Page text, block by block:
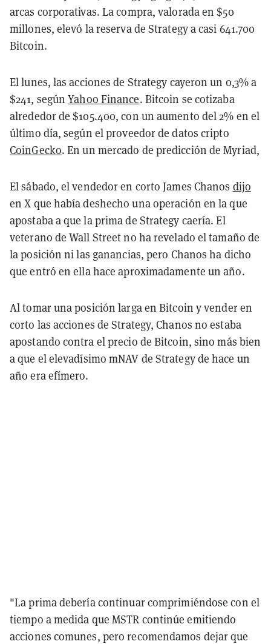
arcas corporativas. La compra, valorada en $50
millones, elevó la reserva de Strategy a casi 641.700
Bitcoin.
El lunes, las acciones de Strategy cayeron un 0,3% a
$241, segúnYahoo Finance. Bitcoin se cotizaba
alrededor de $105.400, con un aumento del 2% en el
último día, según el proveedor de datos cripto
CoinGecko. En un mercado de predicción de Myriad,
El sábado, el vendedor en corto James Chanos dijo
en X que había deshecho una operación en la que
apostaba a que la prima de Strategy caería. El
veterano de Wall Street no ha revelado el tamaño de
la posición ni las ganancias, pero Chanos ha dicho
que entró en ella hace aproximadamente un año.
Al tomar una posición larga en Bitcoin y vender en
corto las acciones de Strategy, Chanos no estaba
apostando contra el precio de Bitcoin, sino más bien
a que el elevadísimo mNAV de Strategy de hace un
año era efímero.
"La prima debería continuar comprimiéndose con el
tiempo a medida que MSTR continúe emitiendo
acciones comunes, pero recomendamos dejar que